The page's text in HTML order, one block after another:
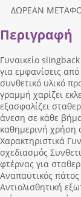
ΔΩΡΕΑΝ
Περιγραφή
Γυναικείο
για εμφανίσεις
συνθετικό υλικό
γραμμή χαρίζει
εξασφαλίζει
άνεση σε κάθε
καθημερινή χρήση
Χαρακτηριστικά
σχεδιασμός
φτέρνας για
Αναπαυτικός
Αντιολισθητική